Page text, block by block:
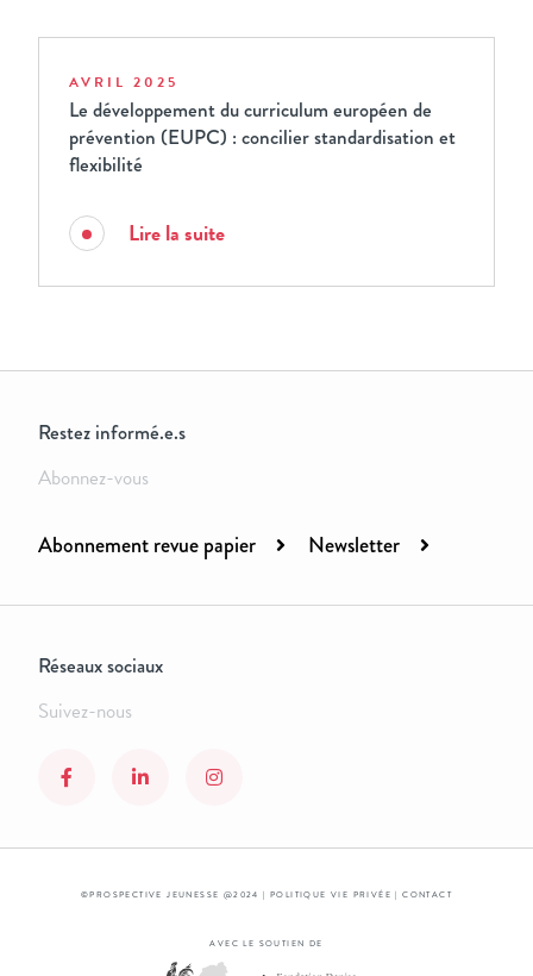
AVRIL 2025
Le développement du curriculum européen de
prévention (EUPC) : concilier standardisation et
flexibilité
Lire la suite
Restez informé.e.s
Abonnez-vous
Abonnement revue papier Newsletter
Réseaux sociaux
Suivez-nous
©PROSPECTIVE JEUNESSE @2024 | POLITIQUE VIE PRIVÉE |CONTACT
AVEC LE SOUTIEN DE